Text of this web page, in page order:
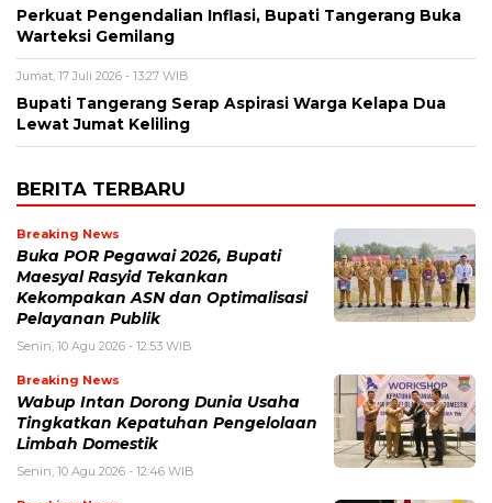
Perkuat Pengendalian Inflasi, Bupati Tangerang Buka
Warteksi Gemilang
Jumat, 17 Juli 2026 - 13:27 WIB
Bupati Tangerang Serap Aspirasi Warga Kelapa Dua
Lewat Jumat Keliling
BERITA TERBARU
Breaking News
Buka POR Pegawai 2026, Bupati
Maesyal Rasyid Tekankan
Kekompakan ASN dan Optimalisasi
Pelayanan Publik
Senin, 10 Agu 2026 - 12:53 WIB
Breaking News
Wabup Intan Dorong Dunia Usaha
Tingkatkan Kepatuhan Pengelolaan
Limbah Domestik
Senin, 10 Agu 2026 - 12:46 WIB